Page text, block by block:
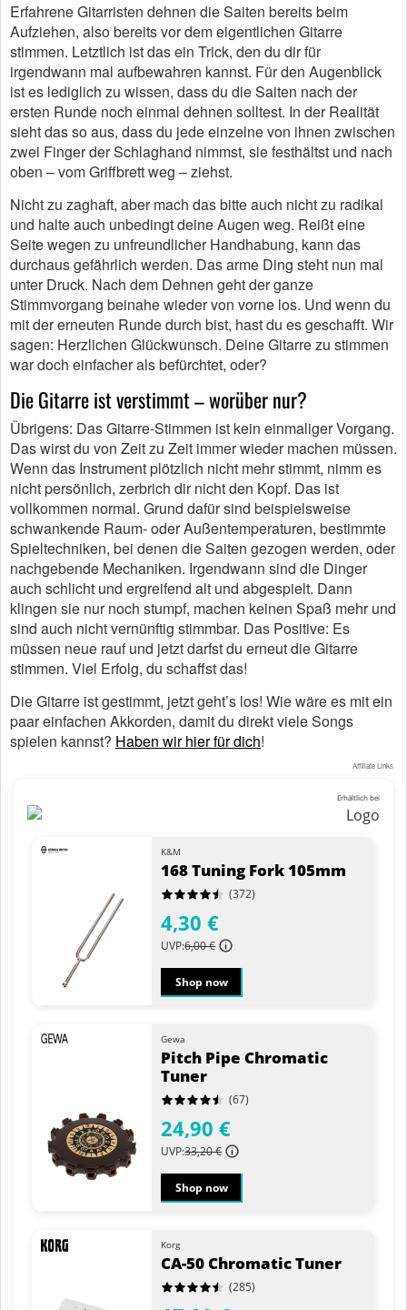
Erfahrene Gitarristen dehnen die Saiten bereits beim
Aufziehen, also bereits vor dem eigentlichen Gitarre
stimmen. Letztlich ist das ein Trick, den du dir für
irgendwann mal aufbewahren kannst. Für den Augenblick
ist es lediglich zu wissen, dass du die Saiten nach der
ersten Runde noch einmal dehnen solltest. In der Realität
sieht das so aus, dass du jede einzelne von ihnen zwischen
zwei Finger der Schlaghand nimmst, sie festhältst und nach
oben – vom Griffbrett weg – ziehst.
Nicht zu zaghaft, aber mach das bitte auch nicht zu radikal
und halte auch unbedingt deine Augen weg. Reißt eine
Seite wegen zu unfreundlicher Handhabung, kann das
durchaus gefährlich werden. Das arme Ding steht nun mal
unter Druck. Nach dem Dehnen geht der ganze
Stimmvorgang beinahe wieder von vorne los. Und wenn du
mit der erneuten Runde durch bist, hast du es geschafft. Wir
sagen: Herzlichen Glückwunsch. Deine Gitarre zu stimmen
war doch einfacher als befürchtet, oder?
Die Gitarre ist verstimmt – worüber nur?
Übrigens: Das Gitarre-Stimmen ist kein einmaliger Vorgang.
Das wirst du von Zeit zu Zeit immer wieder machen müssen.
Wenn das Instrument plötzlich nicht mehr stimmt, nimm es
nicht persönlich, zerbrich dir nicht den Kopf. Das ist
vollkommen normal. Grund dafür sind beispielsweise
schwankende Raum- oder Außentemperaturen, bestimmte
Spieltechniken, bei denen die Saiten gezogen werden, oder
nachgebende Mechaniken. Irgendwann sind die Dinger
auch schlicht und ergreifend alt und abgespielt. Dann
klingen sie nur noch stumpf, machen keinen Spaß mehr und
sind auch nicht vernünftig stimmbar. Das Positive: Es
müssen neue rauf und jetzt darfst du erneut die Gitarre
stimmen. Viel Erfolg, du schaffst das!
Die Gitarre ist gestimmt, jetzt geht’s los! Wie wäre es mit ein
paar einfachen Akkorden, damit du direkt viele Songs
spielen kannst? Haben wir hier für dich!
Affiliate Links
Erhältlich bei
K&M
168 Tuning Fork 105mm
(372)
4,30 €
UVP:6,00 €
Shop now
Gewa
Pitch Pipe Chromatic
Tuner
(67)
24,90 €
UVP:33,20 €
Shop now
Korg
CA-50 Chromatic Tuner
(285)